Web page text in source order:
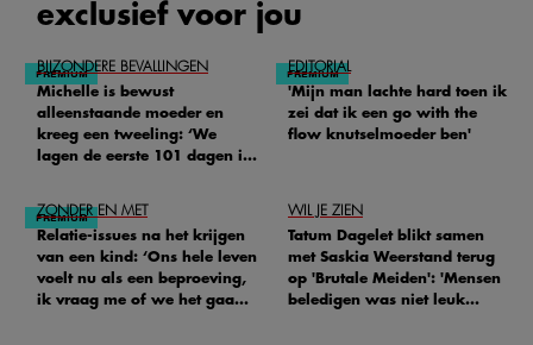
exclusief voor jou
BIJZONDERE BEVALLINGEN
Michelle is bewust
alleenstaande moeder en
kreeg een tweeling: ‘We
lagen de eerste 101 dagen in
EDITORIAL
'Mijn man lachte hard toen ik
zei dat ik een go with the
flow knutselmoeder ben'
ZONDER EN MET
Relatie-issues na het krijgen
van een kind: ‘Ons hele leven
voelt nu als een beproeving,
ik vraag me of we het gaan
WIL JE ZIEN
Tatum Dagelet blikt samen
met Saskia Weerstand terug
op 'Brutale Meiden': 'Mensen
beledigen was niet leuk